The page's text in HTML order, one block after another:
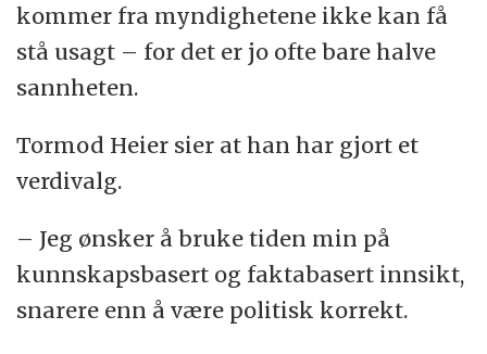
kommer fra myndighetene ikke kan få
stå usagt – for det er jo ofte bare halve
sannheten.
Tormod Heier sier at han har gjort et
verdivalg.
– Jeg ønsker å bruke tiden min på
kunnskapsbasert og faktabasert innsikt,
snarere enn å være politisk korrekt.